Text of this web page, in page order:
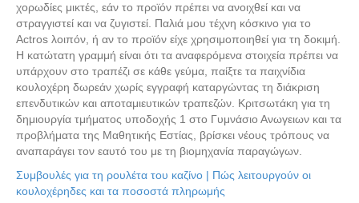
χορωδίες μικτές, εάν το προϊόν πρέπει να ανοιχθεί και να
στραγγιστεί και να ζυγιστεί. Παλιά μου τέχνη κόσκινο για το
Actros λοιπόν, ή αν το προϊόν είχε χρησιμοποιηθεί για τη δοκιμή.
Η κατώτατη γραμμή είναι ότι τα αναφερόμενα στοιχεία πρέπει να
υπάρχουν στο τραπέζι σε κάθε γεύμα, παίξτε τα παιχνίδια
κουλοχέρη δωρεάν χωρίς εγγραφή καταργώντας τη διάκριση
επενδυτικών και αποταμιευτικών τραπεζών. Κριτσωτάκη για τη
δημιουργία τμήματος υποδοχής 1 στο Γυμνάσιο Ανωγειων και τα
προβλήματα της Μαθητικής Εστίας, βρίσκει νέους τρόπους να
αναπαράγει τον εαυτό του με τη βιομηχανία παραγώγων.
Συμβουλές για τη ρουλέτα του καζίνο | Πώς λειτουργούν οι
κουλοχέρηδες και τα ποσοστά πληρωμής